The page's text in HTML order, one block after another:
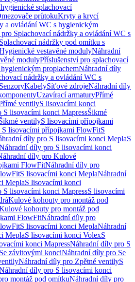
splachovací
průtokuKryty a krycí
a ovládání WC s hygienickým
Splachovací nádržky a ovládání WC s
Splachovací nádržky pod omítku s
vestavěné modulyNáhradní
modulyPříslušenství pro splachovací
proplachemNáhradní díly
nádržky a ovládání WC s
SenzoryKabelySíťové zdrojeNáhradní díly
Uzavírací armaturyPřímé
ventilyS lisovacími konci
lisovacími konci MapressŠikmé
ventilyS lisovacími přípojkami
lisovacími přípojkami FlowFitS
díly pro S lisovacími konci MeplaS
díly pro S lisovacími konci
díly pro Kulové
FlowFitNáhradní díly pro
S lisovacími konci MeplaNáhradní
MeplaS lisovacími konci
lisovacími konci MapressS lisovacími
Kulové kohouty pro montáž pod
kohouty pro montáž pod
FlowFitNáhradní díly pro
S lisovacími konci MeplaNáhradní
MeplaS lisovacími konci VolexS
konci MapressNáhradní díly pro S
Se závitovými konciNáhradní díly pro Se
Náhradní díly pro Zpětné ventilyS
díly pro S lisovacími konci
montáž pod omítkuNáhradní díly pro